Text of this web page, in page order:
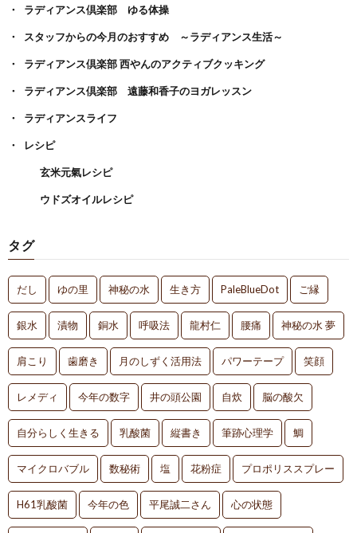
ラディアンス倶楽部 ゆる体操
スタッフからの今月のおすすめ ～ラディアンス生活～
ラディアンス倶楽部 西やんのアクティブクッキング
ラディアンス倶楽部 遠藤和香子のヨガレッスン
ラディアンスライフ
レシピ
玄米元氣レシピ
ウドズオイルレシピ
タグ
だし ゆの里 神秘の水 生き方 PaleBlueDot ご縁
銀水 漬物 銅水 呼吸法 龍村仁 腰痛 神秘の水 夢
肩こり 歯磨き 月のしずく活用法 パワーテープ 笑顔
レメディ 今年の数字 井の頭公園 自炊 脳の酸欠
自分らしく生きる 乳酸菌 縦書き 筆跡心理学 鯛
マイクロバブル 数秘術 塩 花粉症 プロポリススプレー
H61乳酸菌 今年の色 平尾誠二さん 心の状態